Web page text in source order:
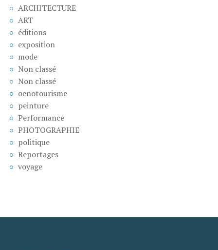
ARCHITECTURE
ART
éditions
exposition
mode
Non classé
Non classé
oenotourisme
peinture
Performance
PHOTOGRAPHIE
politique
Reportages
voyage